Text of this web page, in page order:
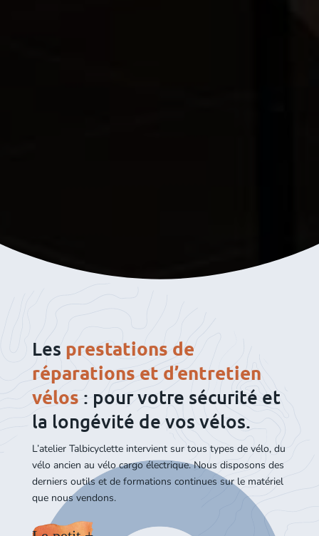
Les prestations de
réparations et d’entretien
vélos : pour votre sécurité et
la longévité de vos vélos.
L’atelier Talbicyclette intervient sur tous types de vélo, du
vélo ancien au vélo cargo électrique. Nous disposons des
derniers outils et de formations continues sur le matériel
que nous vendons.